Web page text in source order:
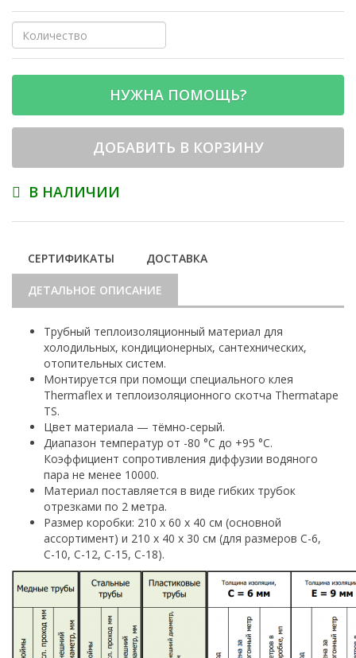
НУЖНА ПОМОЩЬ?
ДОБАВИТЬ В КОРЗИНУ
В НАЛИЧИИ
СЕРТИФИКАТЫ ДОСТАВКА
ДЕТАЛЬНОЕ ОПИСАНИЕ
Трубный теплоизоляционный материал для
холодильных, кондиционерных, сантехнических,
отопительных систем.
Монтируется при помощи специального клея
Thermaflex и теплоизоляционного скотча Thermatape
TS.
Цвет материала — тёмно-серый.
Диапазон температур от -80 °С до +95 °С.
Коэффициент сопротивления диффузии водяного
пара не менее 10000.
Материал поставляется в виде гибких трубок
отрезками по 2 метра.
Размер коробки: 210 х 60 х 40 см (основной
ассортимент) и 210 х 40 х 30 см (для размеров С-6,
С-10, С-12, С-15, С-18).